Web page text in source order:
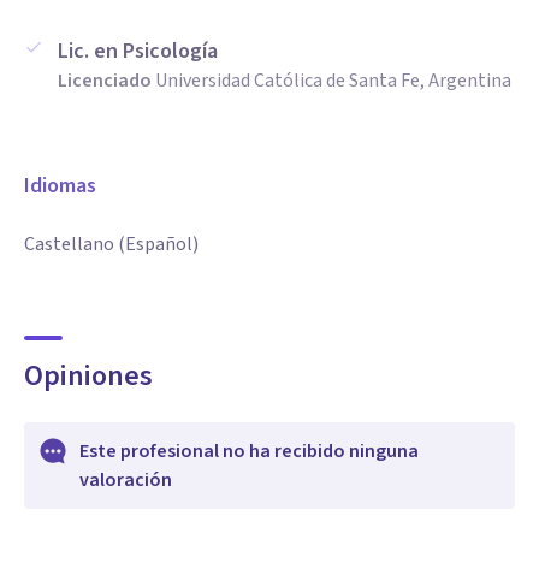
Lic. en Psicología
Licenciado Universidad Católica de Santa Fe, Argentina
Idiomas
Castellano (Español)
Opiniones
Este profesional no ha recibido ninguna
valoración